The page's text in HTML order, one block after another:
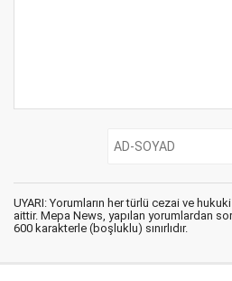
UYARI: Yorumların her türlü cezai ve
aittir. Mepa News, yapılan yorumlardan
600 karakterle (boşluklu) sınırlıdır.